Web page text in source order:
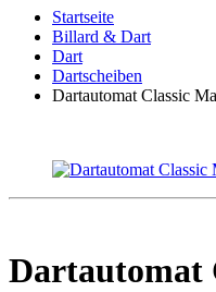
Startseite
Billard & Dart
Dart
Dartscheiben
Dartautomat Classic
Dartautomat